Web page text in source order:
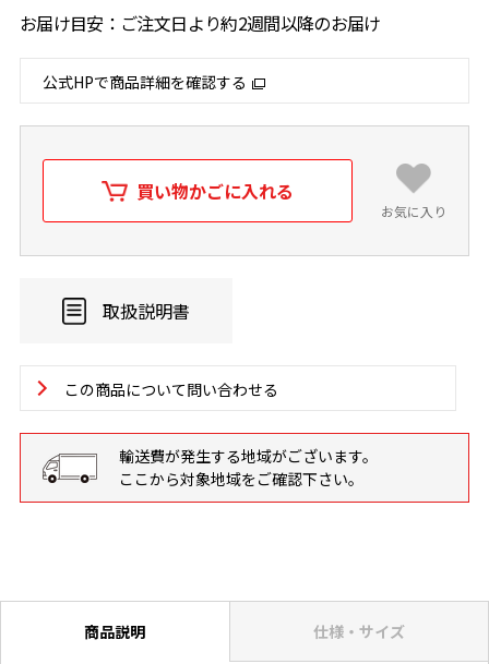
お届け目安：ご注文日より約2週間以降のお届け
買い物かごに入れる
お気に入り
この商品について問い合わせる
公式HPで商品詳細を確認する
輸送費が発生する地域がございます。
ここから対象地域をご確認下さい。
取扱説明書
商品説明 仕様・サイズ